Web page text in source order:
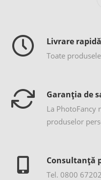
Livrare rapidă
Toate
Garanția de
La PhotoFancy
produselor
Consultanță
Tel. 0800